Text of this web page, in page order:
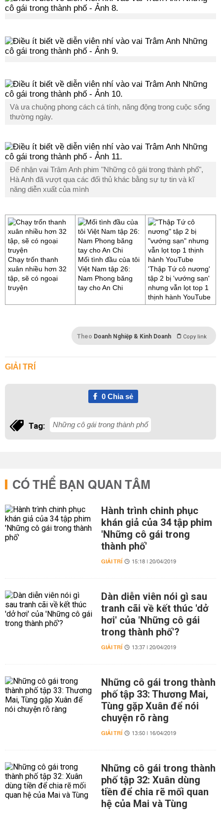
Và ưa chuộng phong cách cá tính, năng động trong cuộc sống
thường ngày.
Để nhận vai Trâm Anh phim "Những cô gái trong thành phố",
Hà Anh đã vượt qua các đối thủ khác bằng sự tự tin và kĩ
năng diễn xuất của mình
Chạy trốn thanh
xuân nhiều hơn 32
tập, sẽ có ngoại
truyện
Mối tình đầu của tôi
Việt Nam tập 26:
Nam Phong băng
tay cho An Chi
'Thập Tứ cô nương'
tập 2 bị 'vướng sạn'
nhưng vẫn lọt top 1
thịnh hành YouTube
Theo Doanh Nghiệp & Kinh Doanh Copy link
GIẢI TRÍ
0Chia sẻ
Tag: Những cô gái trong thành phố
CÓ THỂ BẠN QUAN TÂM
Hành trình chinh phục
khán giả của 34 tập phim
'Những cô gái trong
thành phố'
GIẢI TRÍ 15:18 | 20/04/2019
Dàn diễn viên nói gì sau
tranh cãi về kết thúc 'dở
hơi' của 'Những cô gái
trong thành phố'?
GIẢI TRÍ 13:37 | 20/04/2019
Những cô gái trong thành
phố tập 33: Thương Mai,
Tùng gặp Xuân để nói
chuyện rõ ràng
GIẢI TRÍ 13:50 | 16/04/2019
Những cô gái trong thành
phố tập 32: Xuân dùng
tiền để chia rẽ mối quan
hệ của Mai và Tùng